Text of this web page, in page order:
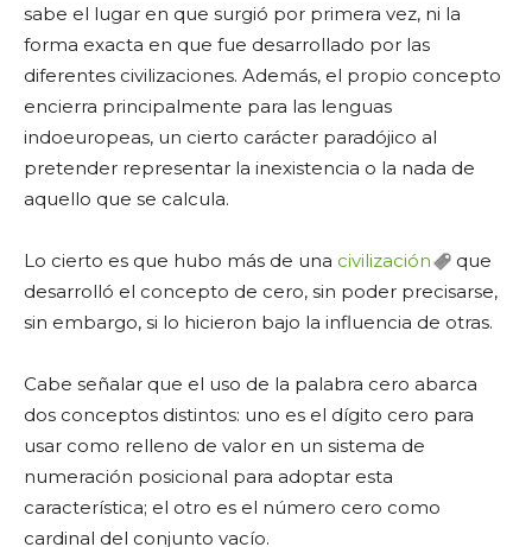
sabe el lugar en que surgió por primera vez, ni la
forma exacta en que fue desarrollado por las
diferentes civilizaciones. Además, el propio concepto
encierra principalmente para las lenguas
indoeuropeas, un cierto carácter paradójico al
pretender representar la inexistencia o la nada de
aquello que se calcula.
Lo cierto es que hubo más de una civilización
que
desarrolló el concepto de cero, sin poder precisarse,
sin embargo, si lo hicieron bajo la influencia de otras.
Cabe señalar que el uso de la palabra cero abarca
dos conceptos distintos: uno es el dígito cero para
usar como relleno de valor en un sistema de
numeración posicional para adoptar esta
característica; el otro es el número cero como
cardinal del conjunto vacío.